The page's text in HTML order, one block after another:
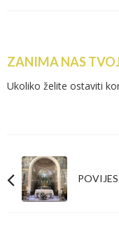
ZANIMA NAS
Ukoliko želite ostaviti